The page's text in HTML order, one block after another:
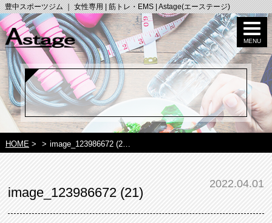
豊中スポーツジム ｜ 女性専用 | 筋トレ・EMS | Astage(エーステージ)
HOME> > image_123986672 (2…
2022.04.01
image_123986672 (21)